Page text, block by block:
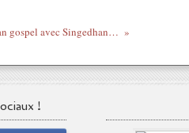
Rhumba Kenyan gospel avec Singedhani Ungenisamehe
!